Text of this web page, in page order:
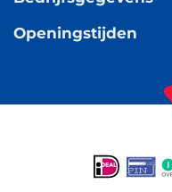
Openingstijden